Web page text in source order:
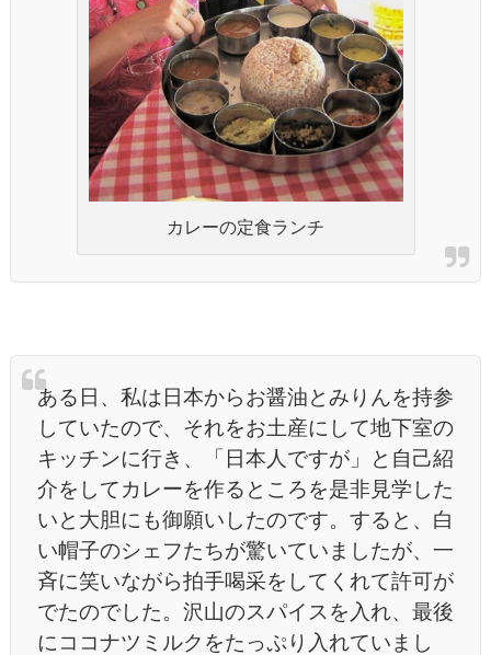
カレーの定食ランチ
ある日、私は日本からお醤油とみりんを持参
していたので、それをお土産にして地下室の
キッチンに行き、「日本人ですが」と自己紹
介をしてカレーを作るところを是非見学した
いと大胆にも御願いしたのです。すると、白
い帽子のシェフたちが驚いていましたが、一
斉に笑いながら拍手喝采をしてくれて許可が
でたのでした。沢山のスパイスを入れ、最後
にココナツミルクをたっぷり入れていまし